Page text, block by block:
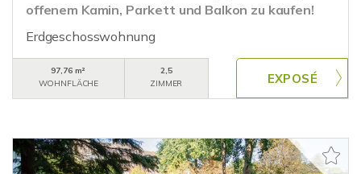
offenem Kamin, Parkett und Balkon zu kaufen!
Erdgeschosswohnung
97,76 m²
WOHNFLÄCHE
2,5
ZIMMER